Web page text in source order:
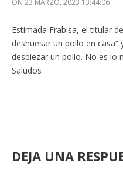
Estimada Frabisa, el titular
deshuesar un pollo en
despiezar un pollo. No es lo
Saludos
DEJA UNA